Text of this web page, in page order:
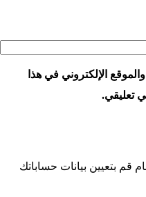
الإلكتروني في هذا
تعليقي.
قم بتعيين بيانات حساباتك